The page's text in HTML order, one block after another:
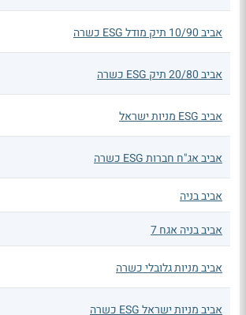
אביב 10/90 תיק מודל ESG כשרה
אביב 20/80 תיק ESG כשרה
אביב ESG מניות ישראל
אביב אג"ח חברות ESG כשרה
אביב בניה
אביב בניה אגח 7
אביב מניות גלובלי כשרה
אביב מניות ישראל ESG כשרה